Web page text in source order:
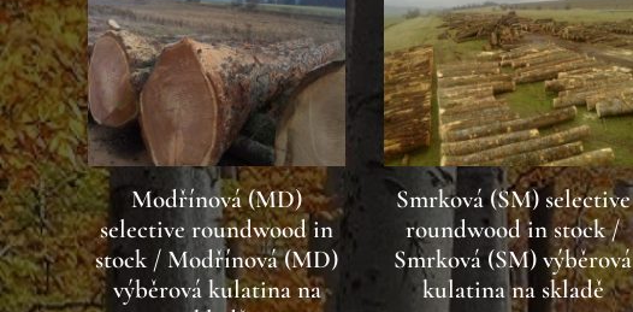
Modřínová (MD)
selective roundwood in
stock / Modřínová (MD)
výběrová kulatina na
Smrková (SM) selective
roundwood in stock /
Smrková (SM) výběrová
kulatina na skladě